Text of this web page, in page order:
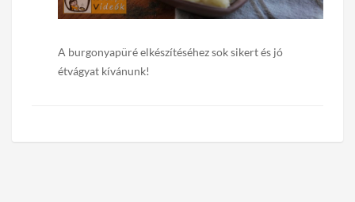
A burgonyapüré elkészítéséhez sok sikert és jó
étvágyat kívánunk!